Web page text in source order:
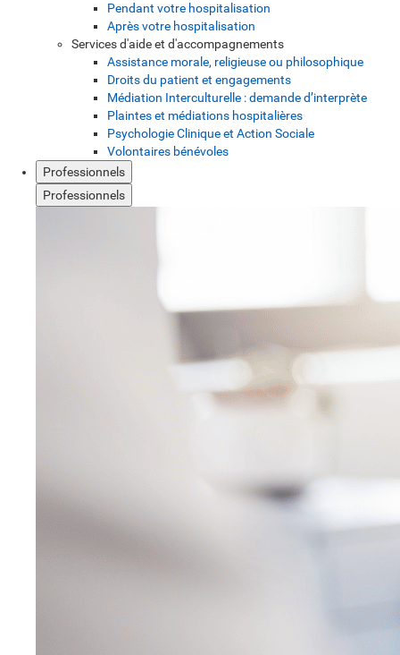
Pendant votre hospitalisation
Après votre hospitalisation
Services d'aide et d'accompagnements
Assistance morale, religieuse ou philosophique
Droits du patient et engagements
Médiation Interculturelle : demande d’interprète
Plaintes et médiations hospitalières
Psychologie Clinique et Action Sociale
Volontaires bénévoles
Professionnels
Professionnels